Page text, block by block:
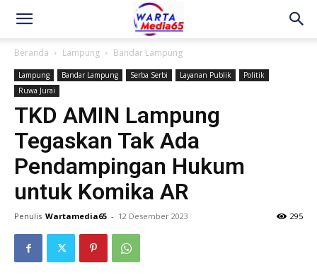
Beranda Lampung Bandar Lampung
Lampung Bandar Lampung Serba Serbi Layanan Publik
Politik
Ruwa Jurai
TKD AMIN Lampung
Tegaskan Tak Ada
Pendampingan Hukum
untuk Komika AR
Penulis Wartamedia65 - 12 Desember 2023 295